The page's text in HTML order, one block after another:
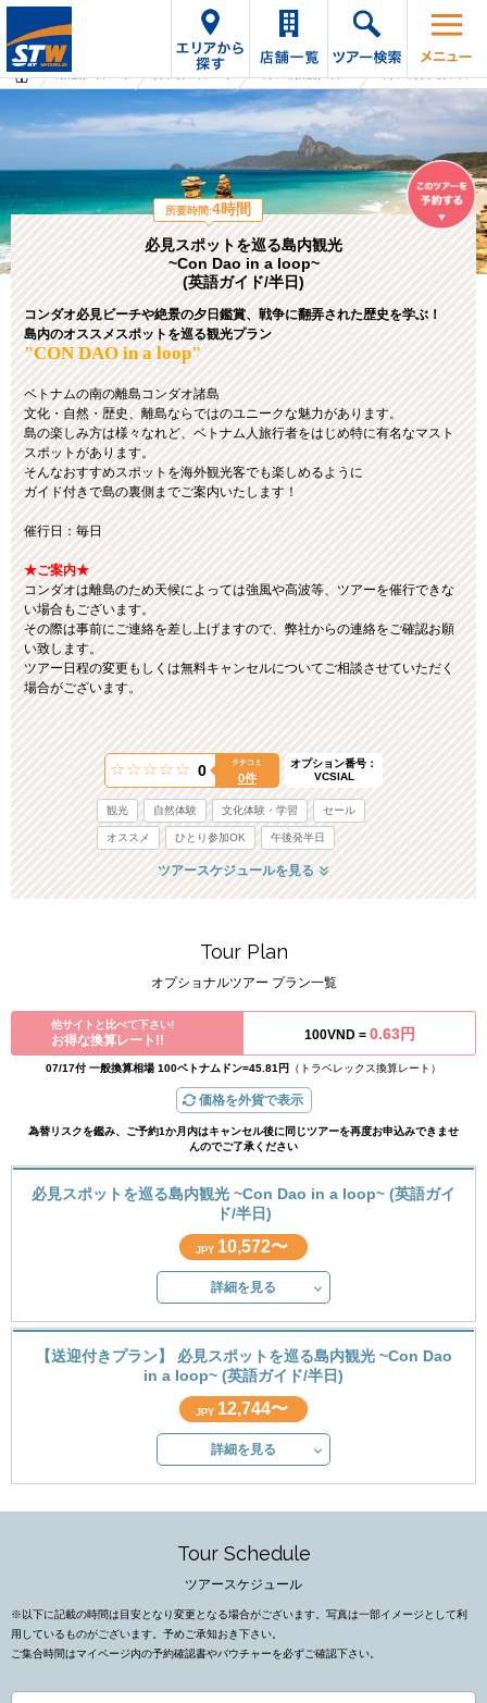
必見スポットを巡る島内観光
~Con Dao in a loop~
(英語ガイド/半日)
コンダオ必見ビーチや絶景の夕日鑑賞、戦争に翻弄された歴史を学ぶ！
島内のオススメスポットを巡る観光プラン
"CON DAO in a loop"
ベトナムの南の離島コンダオ諸島
文化・自然・歴史、離島ならではのユニークな魅力があります。
島の楽しみ方は様々なれど、ベトナム人旅行者をはじめ特に有名なマスト
スポットがあります。
そんなおすすめスポットを海外観光客でも楽しめるように
ガイド付きで島の裏側までご案内いたします！
催行日：毎日
★ご案内★
コンダオは離島のため天候によっては強風や高波等、ツアーを催行できな
い場合もございます。
その際は事前にご連絡を差し上げますので、弊社からの連絡をご確認お願
い致します。
ツアー日程の変更もしくは無料キャンセルについてご相談させていただく
場合がございます。
0 クチコミ
0件
オプション番号：
VCSIAL
観光 自然体験 文化体験・学習 セール
オススメ ひとり参加OK 午後発半日
所要時間:4時間
ツアースケジュールを見る
Tour Plan
オプショナルツアー プラン一覧
他サイトと比べて下さい!
お得な換算レート!! 100VND = 0.63円
07/17付 一般換算相場 100ベトナムドン=45.81円 （トラベレックス換算レート）
価格を外貨で表示
為替リスクを鑑み、ご予約1か月内はキャンセル後に同じツアーを再度お申込みできませ
んのでご了承ください
必見スポットを巡る島内観光 ~Con Dao in a loop~ (英語ガイ
ド/半日)
JPY 10,572〜
詳細を見る
【送迎付きプラン】 必見スポットを巡る島内観光 ~Con Dao
in a loop~ (英語ガイド/半日)
JPY 12,744〜
詳細を見る
Tour Schedule
ツアースケジュール
※以下に記載の時間は目安となり変更となる場合がございます。写真は一部イメージとして利
用しているものがございます。予めご承知おき下さい。
ご集合時間はマイページ内の予約確認書やバウチャーを必ずご確認下さい。